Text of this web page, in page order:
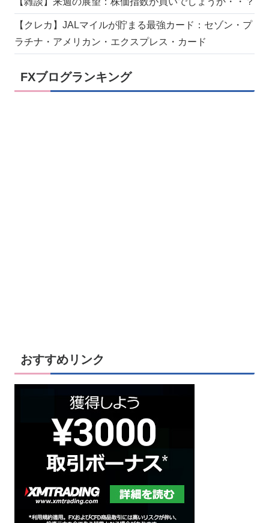
【クレカ】JALマイルが貯まる最強カード：セゾン・プ
ラチナ・アメリカン・エクスプレス・カード
FXブログランキング
おすすめリンク